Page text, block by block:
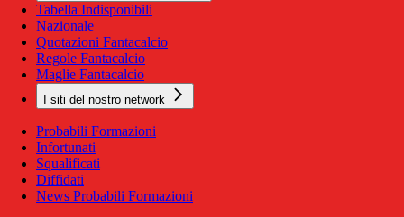
Tabella Indisponibili
Nazionale
Quotazioni Fantacalcio
Regole Fantacalcio
Maglie Fantacalcio
I siti del nostro network
Probabili Formazioni
Infortunati
Squalificati
Diffidati
News Probabili Formazioni